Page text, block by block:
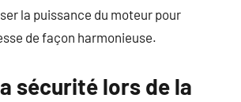
la puissance du moteur pour
de façon harmonieuse.
sécurité lors de la